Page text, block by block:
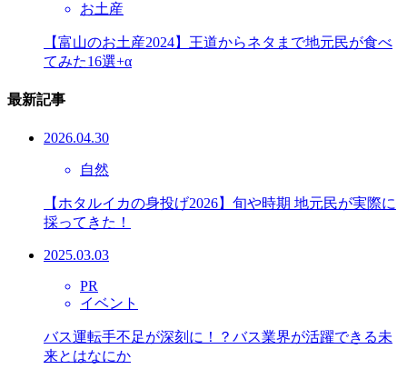
お土産
【富山のお土産2024】王道からネタまで地元民が食べ
てみた16選+α
最新記事
2026.04.30
自然
【ホタルイカの身投げ2026】旬や時期 地元民が実際に
採ってきた！
2025.03.03
PR
イベント
バス運転手不足が深刻に！？バス業界が活躍できる未
来とはなにか